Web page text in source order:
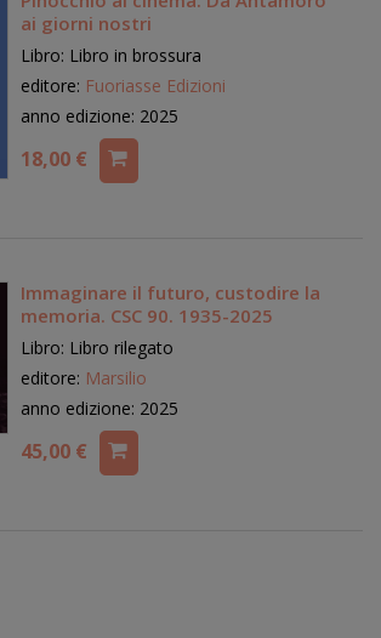
ai giorni nostri
Libro: Libro in brossura
editore: Fuoriasse Edizioni
anno edizione: 2025
18,00 €
Immaginare il futuro, custodire la
memoria. CSC 90. 1935-2025
Libro: Libro rilegato
editore: Marsilio
anno edizione: 2025
45,00 €